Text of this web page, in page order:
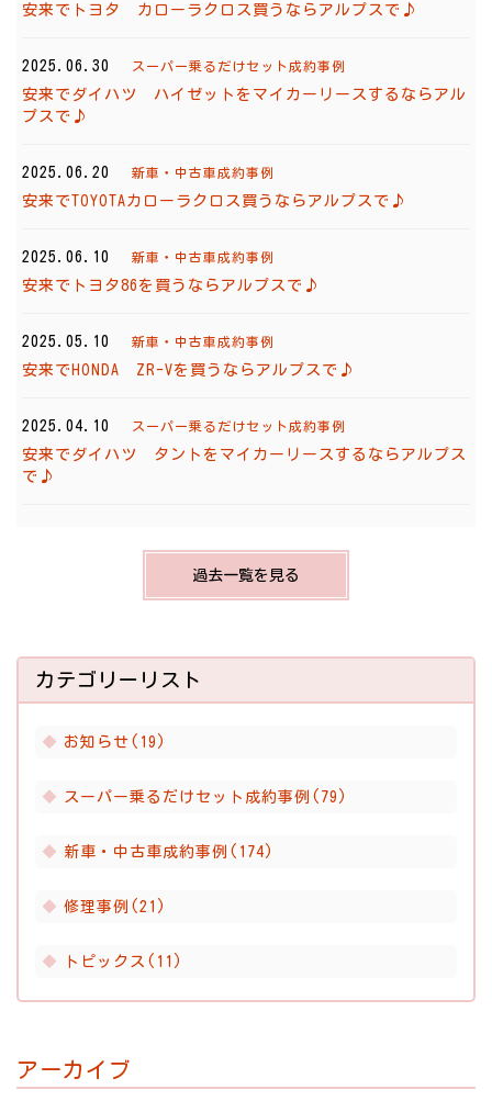
安来でトヨタ カローラクロス買うならアルプスで♪
2025.06.30 スーパー乗るだけセット成約事例
安来でダイハツ ハイゼットをマイカーリースするならアル
プスで♪
2025.06.20 新車・中古車成約事例
安来でTOYOTAカローラクロス買うならアルプスで♪
2025.06.10 新車・中古車成約事例
安来でトヨタ86を買うならアルプスで♪
2025.05.10 新車・中古車成約事例
安来でHONDA ZR-Vを買うならアルプスで♪
2025.04.10 スーパー乗るだけセット成約事例
安来でダイハツ タントをマイカーリースするならアルプス
で♪
過去一覧を見る
カテゴリーリスト
お知らせ(19)
スーパー乗るだけセット成約事例(79)
新車・中古車成約事例(174)
修理事例(21)
トピックス(11)
アーカイブ